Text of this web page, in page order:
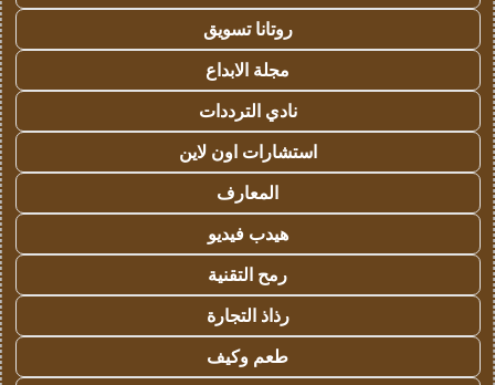
روتانا تسويق
مجلة الابداع
نادي الترددات
استشارات اون لاين
المعارف
هيدب فيديو
رمح التقنية
رذاذ التجارة
طعم وكيف